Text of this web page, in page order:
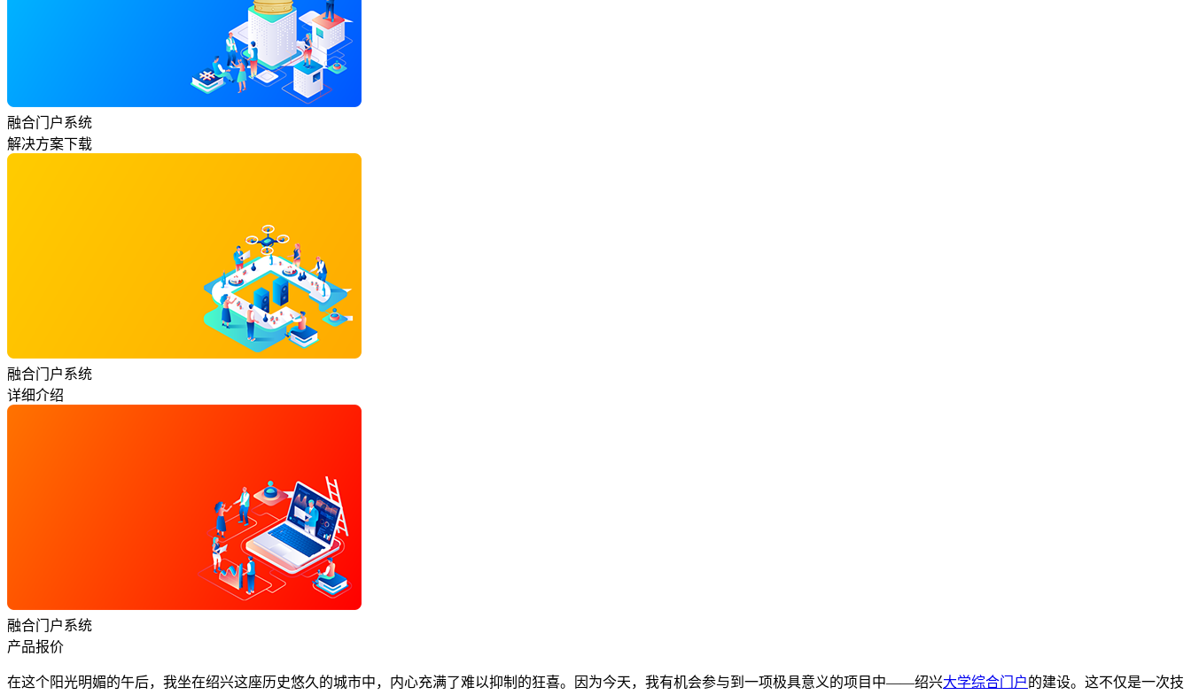
融合门户系统
解决方案下载
融合门户系统
详细介绍
融合门户系统
产品报价
在这个阳光明媚的午后，我坐在绍兴这座历史悠久的城市中，内心充满了难以抑制的狂喜。因为今天，我有机会参与到一项极具意义的项目中——绍兴大学综合门户的建设。这不仅是一次技